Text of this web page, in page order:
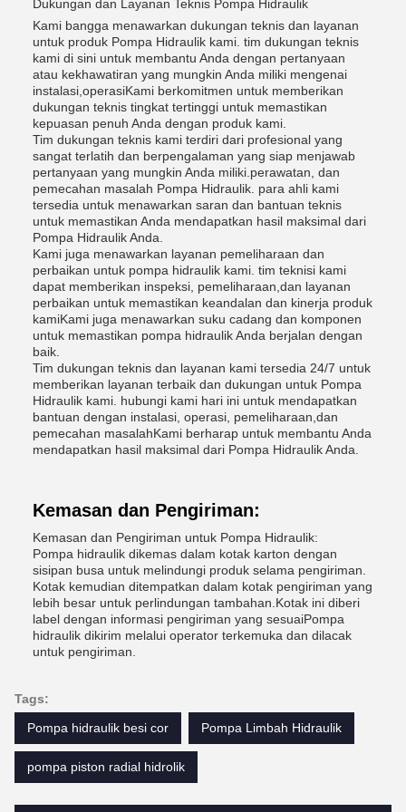
Dukungan dan Layanan Teknis Pompa Hidraulik
Kami bangga menawarkan dukungan teknis dan layanan
untuk produk Pompa Hidraulik kami. tim dukungan teknis
kami di sini untuk membantu Anda dengan pertanyaan
atau kekhawatiran yang mungkin Anda miliki mengenai
instalasi,operasiKami berkomitmen untuk memberikan
dukungan teknis tingkat tertinggi untuk memastikan
kepuasan penuh Anda dengan produk kami.
Tim dukungan teknis kami terdiri dari profesional yang
sangat terlatih dan berpengalaman yang siap menjawab
pertanyaan yang mungkin Anda miliki.perawatan, dan
pemecahan masalah Pompa Hidraulik. para ahli kami
tersedia untuk menawarkan saran dan bantuan teknis
untuk memastikan Anda mendapatkan hasil maksimal dari
Pompa Hidraulik Anda.
Kami juga menawarkan layanan pemeliharaan dan
perbaikan untuk pompa hidraulik kami. tim teknisi kami
dapat memberikan inspeksi, pemeliharaan,dan layanan
perbaikan untuk memastikan keandalan dan kinerja produk
kamiKami juga menawarkan suku cadang dan komponen
untuk memastikan pompa hidraulik Anda berjalan dengan
baik.
Tim dukungan teknis dan layanan kami tersedia 24/7 untuk
memberikan layanan terbaik dan dukungan untuk Pompa
Hidraulik kami. hubungi kami hari ini untuk mendapatkan
bantuan dengan instalasi, operasi, pemeliharaan,dan
pemecahan masalahKami berharap untuk membantu Anda
mendapatkan hasil maksimal dari Pompa Hidraulik Anda.
Kemasan dan Pengiriman:
Kemasan dan Pengiriman untuk Pompa Hidraulik:
Pompa hidraulik dikemas dalam kotak karton dengan
sisipan busa untuk melindungi produk selama pengiriman.
Kotak kemudian ditempatkan dalam kotak pengiriman yang
lebih besar untuk perlindungan tambahan.Kotak ini diberi
label dengan informasi pengiriman yang sesuaiPompa
hidraulik dikirim melalui operator terkemuka dan dilacak
untuk pengiriman.
Tags:
Pompa hidraulik besi cor
Pompa Limbah Hidraulik
pompa piston radial hidrolik